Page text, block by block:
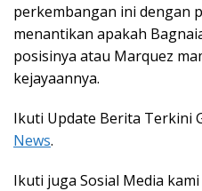
perkembangan ini dengan
menantikan apakah
posisinya atau Marquez
kejayaannya.
Ikuti Update Berita Terkini
News.
Ikuti juga Sosial Media kami